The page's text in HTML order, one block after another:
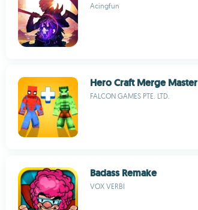
Acingfun
Hero Craft Merge Master
FALCON GAMES PTE. LTD.
Badass Remake
VOX VERBI